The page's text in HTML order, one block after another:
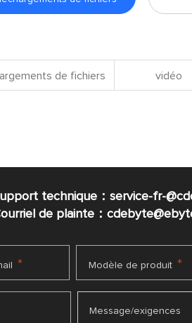
de fichiers vidéo
technique：service-fr-
de plainte：cdebyte
* Modèle de produit *
Message/exigences